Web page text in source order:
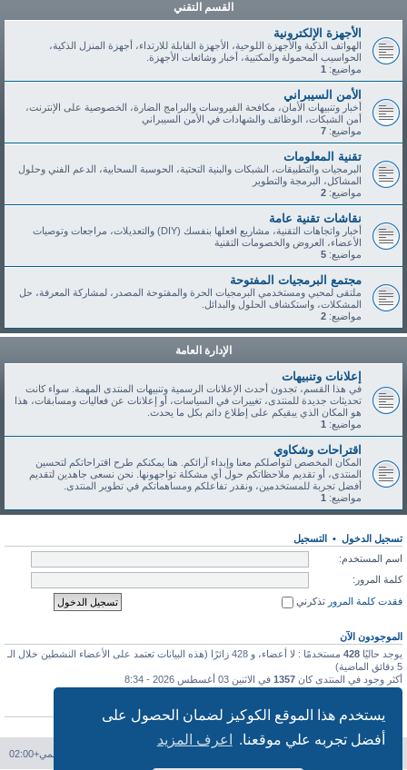
يستخدم هذا الموقع الكوكيز لضمان الحصول على
أفضل تجربه علي موقعنا.
اعرف المزيد
القسم التقني
الأجهزة الإلكترونية
الهواتف الذكية والأجهزة اللوحية، الأجهزة القابلة للارتداء، أجهزة المنزل الذكية،
الحواسيب المحمولة والمكتبية، أخبار وشائعات الأجهزة.
مواضيع: 1
الأمن السيبراني
أخبار وتنبيهات الأمان، مكافحة الفيروسات والبرامج الضارة، الخصوصية على الإنترنت،
أمن الشبكات، الوظائف والشهادات في الأمن السيبراني
مواضيع: 7
تقنية المعلومات
البرمجيات والتطبيقات، الشبكات والبنية التحتية، الحوسبة السحابية، الدعم الفني وحلول
المشاكل، البرمجة والتطوير
مواضيع: 2
نقاشات تقنية عامة
أخبار واتجاهات التقنية، مشاريع افعلها بنفسك (DIY) والتعديلات، مراجعات وتوصيات
الأعضاء، العروض والخصومات التقنية
مواضيع: 5
مجتمع البرمجيات المفتوحة
ملتقى لمحبي ومستخدمي البرمجيات الحرة والمفتوحة المصدر، لمشاركة المعرفة، حل
المشكلات، واستكشاف الحلول والبدائل.
مواضيع: 2
الإدارة العامة
إعلانات وتنبيهات
في هذا القسم، تجدون أحدث الإعلانات الرسمية وتنبيهات المنتدى المهمة. سواء كانت
تحديثات جديدة للمنتدى، تغييرات في السياسات، أو إعلانات عن فعاليات ومسابقات، هذا
هو المكان الذي يبقيكم على إطلاع دائم بكل ما يحدث.
مواضيع: 1
اقتراحات وشكاوي
المكان المخصص لتواصلكم معنا وإبداء آرائكم. هنا يمكنكم طرح اقتراحاتكم لتحسين
المنتدى، أو تقديم ملاحظاتكم حول أي مشكلة تواجهونها. نحن نسعى جاهدين لتقديم
أفضل تجربة للمستخدمين، ونقدر تفاعلكم ومساهماتكم في تطوير المنتدى.
مواضيع: 1
تسجيل الدخول • التسجيل
اسم المستخدم:
كلمة المرور:
فقدت كلمة المرور تذكرني
الموجودون الآن
يوجد حاليًا 428
مستخدمًا : لا أعضاء، و 428 زائرًا (هذه البيانات تعتمد على الأعضاء النشطين خلال الـ
5 دقائق الماضية)
أكثر وجود في المنتدى كان 1357 في الاثنين 03 أغسطس 2026 - 8:34
عدد المشاركات
• عدد المواضيع 46 • عدد الأعضاء • آخر عضو مسجل
التوقيت العالمي+02:00